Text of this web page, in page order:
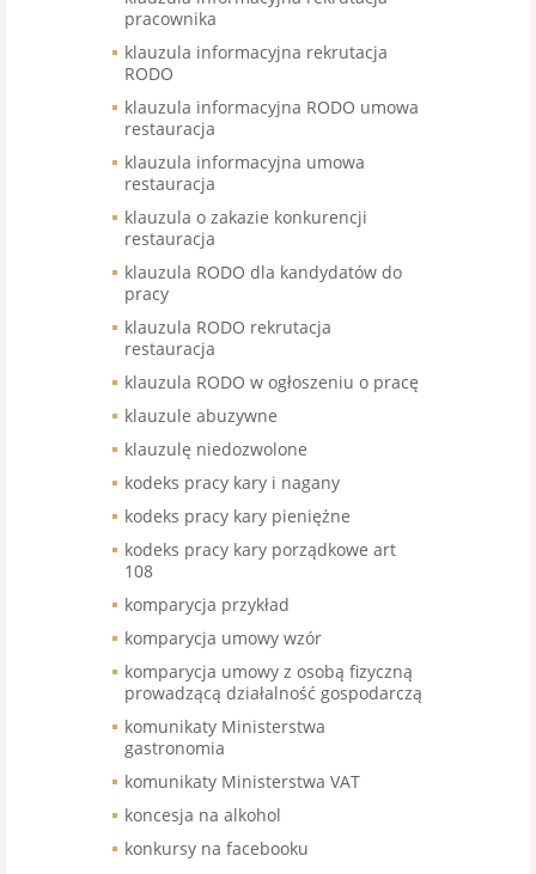
pracownika
klauzula informacyjna rekrutacja
RODO
klauzula informacyjna RODO umowa
restauracja
klauzula informacyjna umowa
restauracja
klauzula o zakazie konkurencji
restauracja
klauzula RODO dla kandydatów do
pracy
klauzula RODO rekrutacja
restauracja
klauzula RODO w ogłoszeniu o pracę
klauzule abuzywne
klauzulę niedozwolone
kodeks pracy kary i nagany
kodeks pracy kary pieniężne
kodeks pracy kary porządkowe art
108
komparycja przykład
komparycja umowy wzór
komparycja umowy z osobą fizyczną
prowadzącą działalność gospodarczą
komunikaty Ministerstwa
gastronomia
komunikaty Ministerstwa VAT
koncesja na alkohol
konkursy na facebooku